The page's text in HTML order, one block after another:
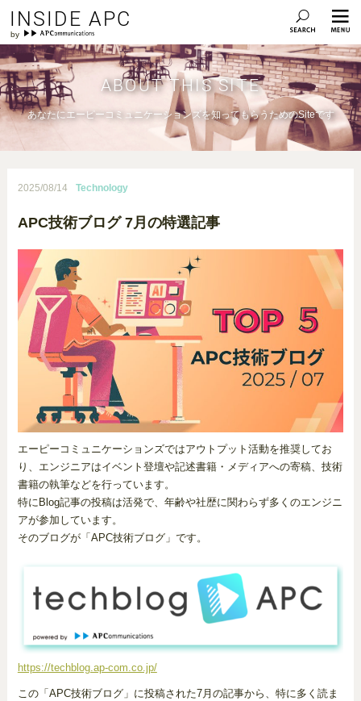
INSIDE APC
ABOUT THIS SITE
あなたにエーピーコミュニケーションズを知ってもらうためのSiteです
2025/08/14 Technology
APC技術ブログ 7月の特選記事
エーピーコミュニケーションズではアウトプット活動を推奨してお
り、エンジニアはイベント登壇や記述書籍・メディアへの寄稿、技術
書籍の執筆などを行っています。
特にBlog記事の投稿は活発で、年齢や社歴に関わらず多くのエンジニ
アが参加しています。
そのブログが「APC技術ブログ」です。
https://techblog.ap-com.co.jp/
この「APC技術ブログ」に投稿された7月の記事から、特に多く読ま